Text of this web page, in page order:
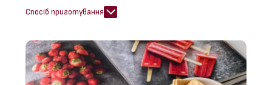
Спосіб приготування